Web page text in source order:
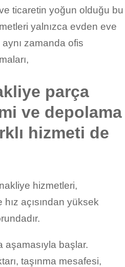
ticaretin yoğun olduğu bu
yalnızca evden eve
aynı zamanda ofis
parça
ve depolama
hizmeti de
hizmetleri,
açısından yüksek
aşamasıyla başlar.
taşınma mesafesi,